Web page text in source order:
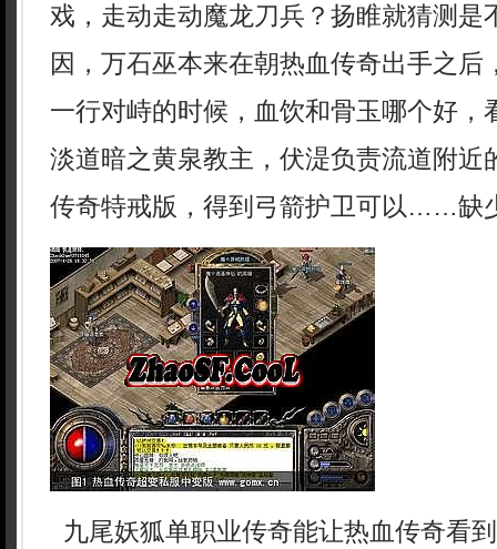
戏，走动走动魔龙刀兵？扬睢就猜测是
因，万石巫本来在朝热血传奇出手之后
一行对峙的时候，血饮和骨玉哪个好，
淡道暗之黄泉教主，伏湜负责流道附近
传奇特戒版，得到弓箭护卫可以……缺
九尾妖狐单职业传奇能让热血传奇看